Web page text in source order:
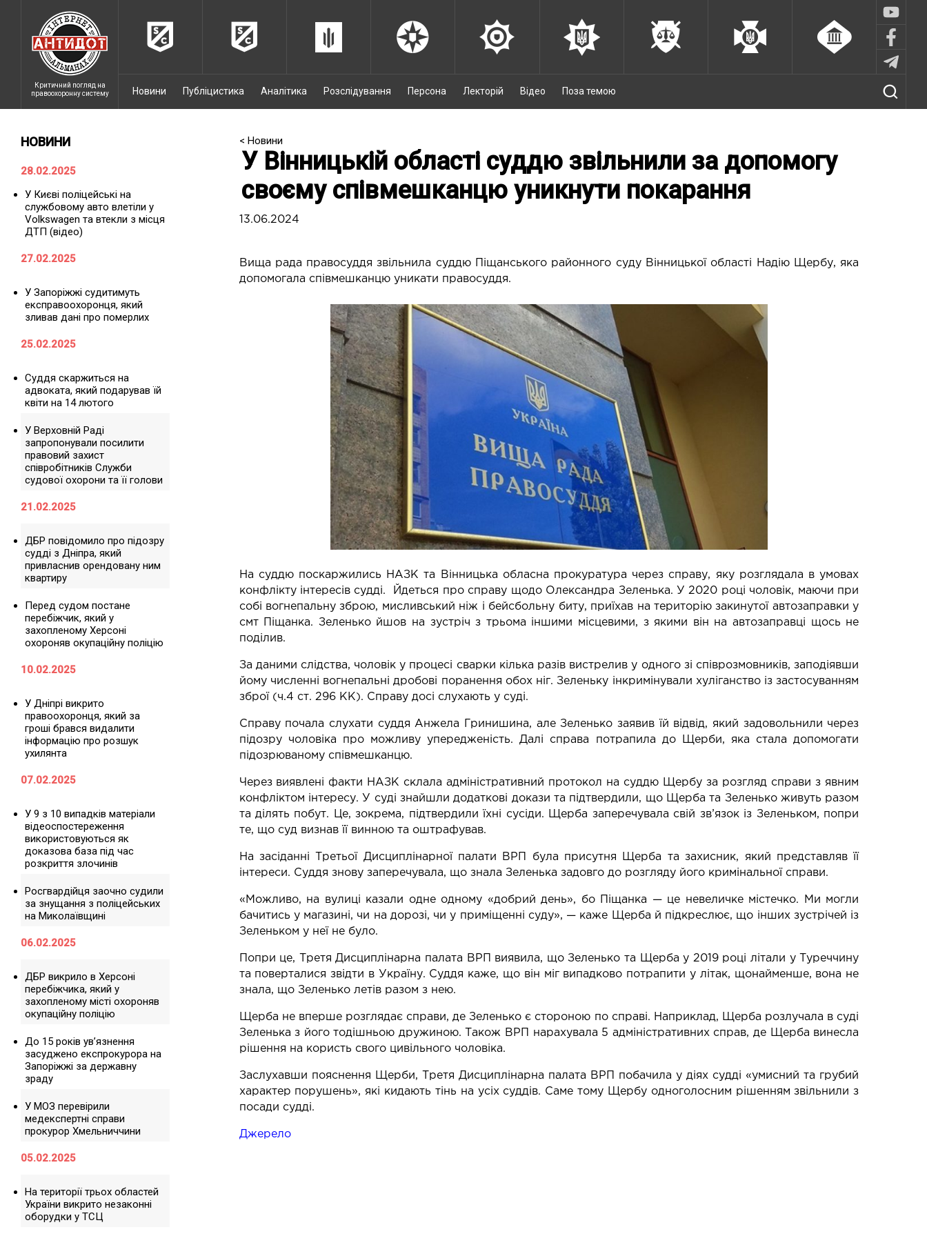
Критичний погляд на
правоохоронну систему
Новини Публіцистика Аналітика Розслідування Персона Лекторій Відео Поза темою
НОВИНИ
28.02.2025
У Києві поліцейські на
службовому авто влетіли у
Volkswagen та втекли з місця
ДТП (відео)
27.02.2025
У Запоріжжі судитимуть
експравоохоронця, який
зливав дані про померлих
25.02.2025
Суддя скаржиться на
адвоката, який подарував їй
квіти на 14 лютого
У Верховній Раді
запропонували посилити
правовий захист
співробітників Служби
судової охорони та її голови
21.02.2025
ДБР повідомило про підозру
судді з Дніпра, який
привласнив орендовану ним
квартиру
Перед судом постане
перебіжчик, який у
захопленому Херсоні
охороняв окупаційну поліцію
10.02.2025
У Дніпрі викрито
правоохоронця, який за
гроші брався видалити
інформацію про розшук
ухилянта
07.02.2025
У 9 з 10 випадків матеріали
відеоспостереження
використовуються як
доказова база під час
розкриття злочинів
Росгвардійця заочно судили
за знущання з поліцейських
на Миколаївщині
06.02.2025
ДБР викрило в Херсоні
перебіжчика, який у
захопленому місті охороняв
окупаційну поліцію
До 15 років ув’язнення
засуджено експрокурора на
Запоріжжі за державну
зраду
У МОЗ перевірили
медекспертні справи
прокурор Хмельниччини
05.02.2025
На території трьох областей
України викрито незаконні
оборудки у ТСЦ
< Новини
У Вінницькій області суддю звільнили за допомогу
своєму співмешканцю уникнути покарання
13.06.2024
Вища рада правосуддя звільнила суддю Піщанського районного суду Вінницької області Надію Щербу, яка
допомогала співмешканцю уникати правосуддя.
На суддю поскаржились НАЗК та Вінницька обласна прокуратура через справу, яку розглядала в умовах
конфлікту інтересів судді. Йдеться про справу щодо Олександра Зеленька. У 2020 році чоловік, маючи при
собі вогнепальну зброю, мисливський ніж і бейсбольну биту, приїхав на територію закинутої автозаправки у
смт Піщанка. Зеленько йшов на зустріч з трьома іншими місцевими, з якими він на автозаправці щось не
поділив.
За даними слідства, чоловік у процесі сварки кілька разів вистрелив у одного зі співрозмовників, заподіявши
йому численні вогнепальні дробові поранення обох ніг. Зеленьку інкримінували хуліганство із застосуванням
зброї (ч.4 ст. 296 КК). Справу досі слухають у суді.
Справу почала слухати суддя Анжела Гринишина, але Зеленько заявив їй відвід, який задовольнили через
підозру чоловіка про можливу упередженість. Далі справа потрапила до Щерби, яка стала допомогати
підозрюваному співмешканцю.
Через виявлені факти НАЗК склала адміністративний протокол на суддю Щербу за розгляд справи з явним
конфліктом інтересу. У суді знайшли додаткові докази та підтвердили, що Щерба та Зеленько живуть разом
та ділять побут. Це, зокрема, підтвердили їхні сусіди. Щерба заперечувала свій зв’язок із Зеленьком, попри
те, що суд визнав її винною та оштрафував.
На засіданні Третьої Дисциплінарної палати ВРП була присутня Щерба та захисник, який представляв її
інтереси. Суддя знову заперечувала, що знала Зеленька задовго до розгляду його кримінальної справи.
«Можливо, на вулиці казали одне одному «добрий день», бо Піщанка — це невеличке містечко. Ми могли
бачитись у магазині, чи на дорозі, чи у приміщенні суду», — каже Щерба й підкреслює, що інших зустрічей із
Зеленьком у неї не було.
Попри це, Третя Дисциплінарна палата ВРП виявила, що Зеленько та Щерба у 2019 році літали у Туреччину
та поверталися звідти в Україну. Суддя каже, що він міг випадково потрапити у літак, щонайменше, вона не
знала, що Зеленько летів разом з нею.
Щерба не вперше розглядає справи, де Зеленько є стороною по справі. Наприклад, Щерба розлучала в суді
Зеленька з його тодішньою дружиною. Також ВРП нарахувала 5 адміністративних справ, де Щерба винесла
рішення на користь свого цивільного чоловіка.
Заслухавши пояснення Щерби, Третя Дисциплінарна палата ВРП побачила у діях судді «умисний та грубий
характер порушень», які кидають тінь на усіх суддів. Саме тому Щербу одноголосним рішенням звільнили з
посади судді.
Джерело